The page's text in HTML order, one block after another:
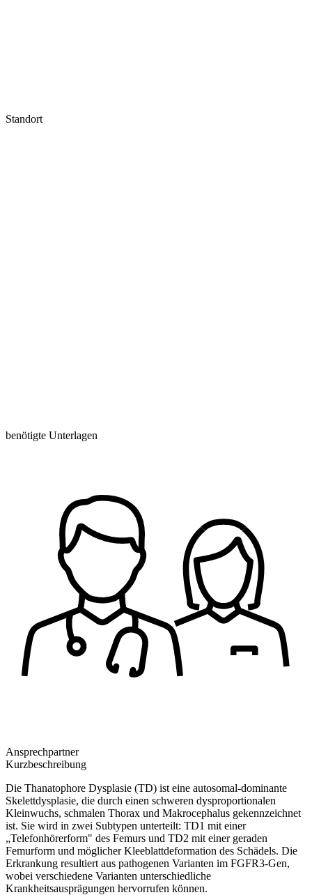
Standort
benötigte Unterlagen
Ansprechpartner
Kurzbeschreibung
Die Thanatophore Dysplasie (TD) ist eine autosomal-dominante
Skelettdysplasie, die durch einen schweren dysproportionalen
Kleinwuchs, schmalen Thorax und Makrocephalus gekennzeichnet
ist. Sie wird in zwei Subtypen unterteilt: TD1 mit einer
„Telefonhörerform" des Femurs und TD2 mit einer geraden
Femurform und möglicher Kleeblattdeformation des Schädels. Die
Erkrankung resultiert aus pathogenen Varianten im FGFR3-Gen,
wobei verschiedene Varianten unterschiedliche
Krankheitsausprägungen hervorrufen können.